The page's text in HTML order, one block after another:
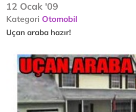
12 Ocak '09
Kategori Otomobil
Uçan araba hazır!